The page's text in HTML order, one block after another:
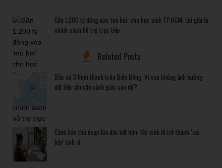
Gần 1.200 tỷ đồng xóa ‘mù bơi’ cho học sinh TP.HCM: Lời giải từ
chính sách hỗ trợ trực tiếp
Related Posts
Bão số 3 hình thành trên Biển Đông: Vì sao không ảnh hưởng
đất liền vẫn cần cảnh giác cao độ?
Cảnh báo thủ đoạn lừa đảo kết hôn: Khi sính lễ trở thành ‘cái
bẫy’ tinh vi